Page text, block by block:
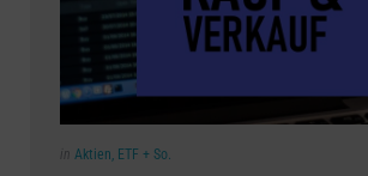
Posted
in Aktien, ETF + So.